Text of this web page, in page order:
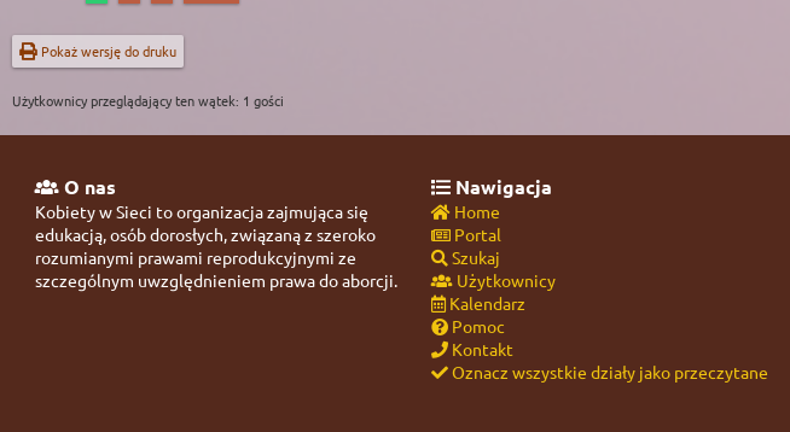
Pokaż wersję do druku
Użytkownicy przeglądający ten wątek: 1 gości
O nas
Kobiety w Sieci to organizacja zajmująca się
edukacją, osób dorosłych, związaną z szeroko
rozumianymi prawami reprodukcyjnymi ze
szczególnym uwzględnieniem prawa do aborcji.
Nawigacja
Home
Portal
Szukaj
Użytkownicy
Kalendarz
Pomoc
Kontakt
Oznacz wszystkie działy jako przeczytane